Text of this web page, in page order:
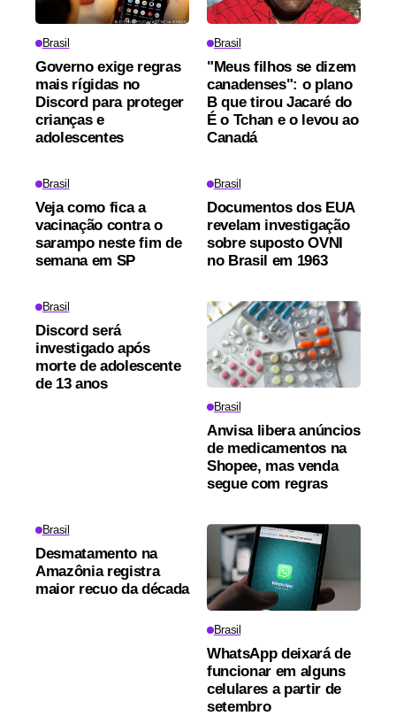
Brasil
Governo exige regras
mais rígidas no
Discord para proteger
crianças e
adolescentes
Brasil
"Meus filhos se dizem
canadenses": o plano
B que tirou Jacaré do
É o Tchan e o levou ao
Canadá
Brasil
Veja como fica a
vacinação contra o
sarampo neste fim de
semana em SP
Brasil
Documentos dos EUA
revelam investigação
sobre suposto OVNI
no Brasil em 1963
Brasil
Discord será
investigado após
morte de adolescente
de 13 anos
Brasil
Anvisa libera anúncios
de medicamentos na
Shopee, mas venda
segue com regras
Brasil
Desmatamento na
Amazônia registra
maior recuo da década
Brasil
WhatsApp deixará de
funcionar em alguns
celulares a partir de
setembro